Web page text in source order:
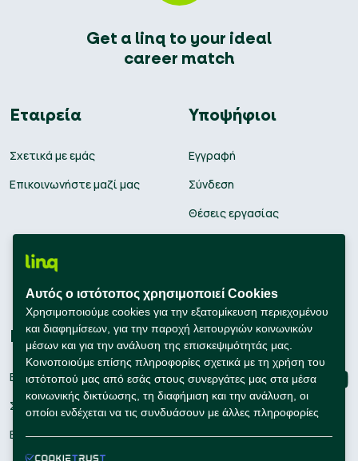
Get a linq to your ideal
career match
Εταιρεία
Σχετικά με εμάς
Επικοινωνήστε μαζί μας
Υποψήφιοι
Εγγραφή
Σύνδεση
Θέσεις εργασίας
Συμβουλές Καριέρας
Εταιρείες
Εγγραφή
Σύνδεση
Εργαλεία Προσλήψεων
Connect with us
Αυτός ο ιστότοπος χρησιμοποιεί Cookies
Χρησιμοποιούμε cookies για την εξατομίκευση περιεχομένου
και διαφημίσεων, για την παροχή λειτουργιών κοινωνικών
μέσων και για την ανάλυση της επισκεψιμότητάς μας.
Κοινοποιούμε επίσης πληροφορίες σχετικά με τη χρήση του
ιστότοπού μας από εσάς στους συνεργάτες μας στα μέσα
κοινωνικής δικτύωσης, τη διαφήμιση και την ανάλυση, οι
οποίοι ενδέχεται να τις συνδυάσουν με άλλες πληροφορίες